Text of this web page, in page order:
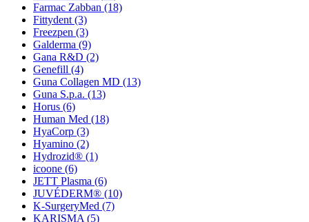
Farmac Zabban (18)
Fittydent (3)
Freezpen (3)
Galderma (9)
Gana R&D (2)
Genefill (4)
Guna Collagen MD (13)
Guna S.p.a. (13)
Horus (6)
Human Med (18)
HyaCorp (3)
Hyamino (2)
Hydrozid® (1)
icoone (6)
JETT Plasma (6)
JUVÉDERM® (10)
K-SurgeryMed (7)
KARISMA (5)